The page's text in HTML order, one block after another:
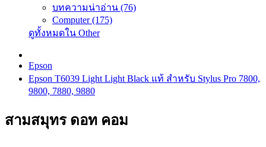
บทความน่าอ่าน (76)
Computer (175)
ดูทั้งหมดใน Other
Epson
Epson T6039 Light Light Black แท้ สำหรับ Stylus Pro 7800,
9800, 7880, 9880
สามสมุทร ดอท คอม